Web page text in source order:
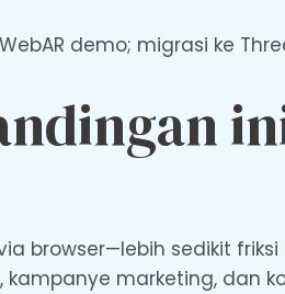
demo; migrasi ke
browser—lebih sedikit
marketing, dan